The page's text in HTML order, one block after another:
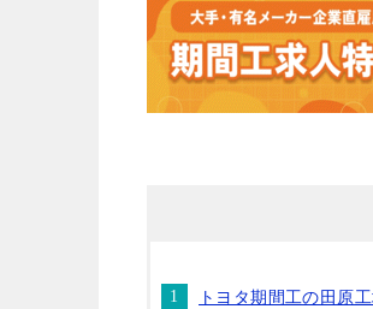
トヨタ期間工の田原